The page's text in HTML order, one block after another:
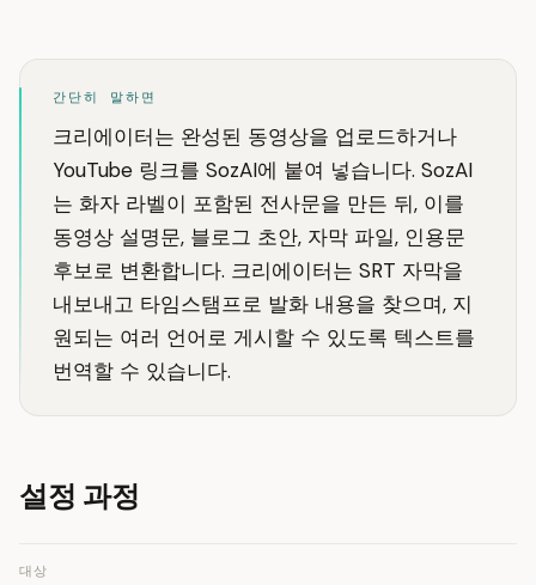
간단히 말하면
크리에이터는 완성된 동영상을 업로드하거나
YouTube 링크를 SozAI에 붙여 넣습니다. SozAI
는 화자 라벨이 포함된 전사문을 만든 뒤, 이를
동영상 설명문, 블로그 초안, 자막 파일, 인용문
후보로 변환합니다. 크리에이터는 SRT 자막을
내보내고 타임스탬프로 발화 내용을 찾으며, 지
원되는 여러 언어로 게시할 수 있도록 텍스트를
번역할 수 있습니다.
설정 과정
대상